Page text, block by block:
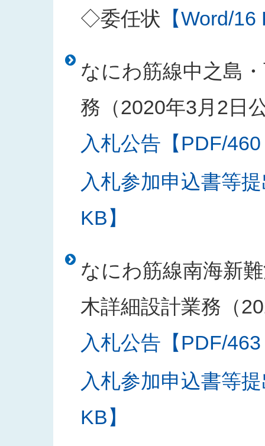
◇委任状 【Word/
なにわ筋線中之島
務（2020年3月2日
入札公告【PDF/
入札参加申込書等
KB】
なにわ筋線南海新
木詳細設計業務（
入札公告【PDF/
入札参加申込書等
KB】